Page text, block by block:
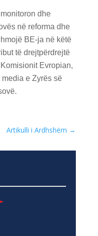
dhe
në reforma dhe
BE-ja në këtë
të drejtpërdrejtë
Evropian,
e Zyrës së
Artikulli i Ardhshëm →